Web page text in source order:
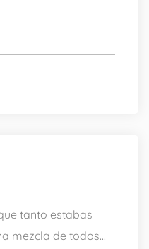
tanto estabas
mezcla de todos...